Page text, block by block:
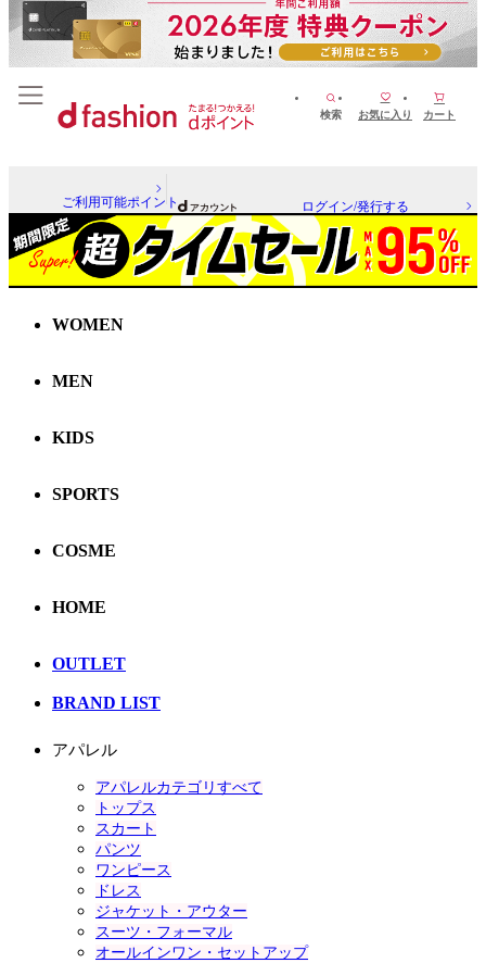
検索 お気に入り カート
ご利用可能ポイント ログイン/発行する
WOMEN
MEN
KIDS
SPORTS
COSME
HOME
OUTLET
BRAND LIST
アパレル
アパレルカテゴリすべて
トップス
スカート
パンツ
ワンピース
ドレス
ジャケット・アウター
スーツ・フォーマル
オールインワン・セットアップ